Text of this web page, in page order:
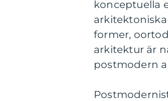
konceptuella
former,
arkitektur är
postmodern